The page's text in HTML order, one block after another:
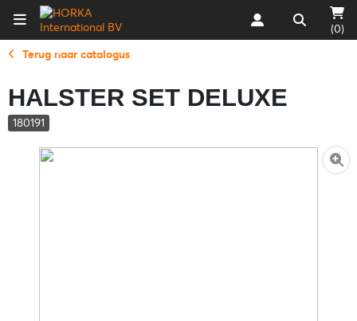
(0)
Terug naar catalogus
HALSTER SET DELUXE
180191